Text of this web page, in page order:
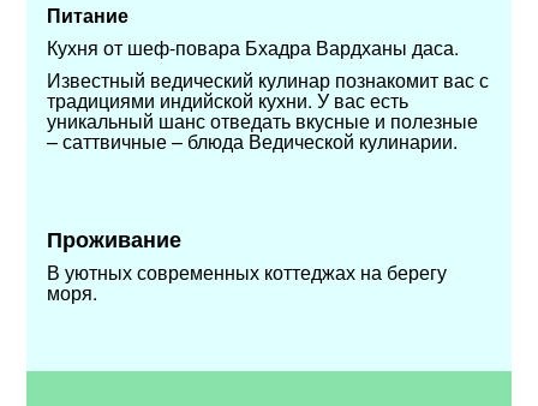
Питание
Кухня от шеф-повара Бхадра Вардханы даса.
Известный ведический кулинар познакомит вас с
традициями индийской кухни. У вас есть
уникальный шанс отведать вкусные и полезные
– саттвичные – блюда Ведической кулинарии.
Проживание
В уютных современных коттеджах на берегу
моря.